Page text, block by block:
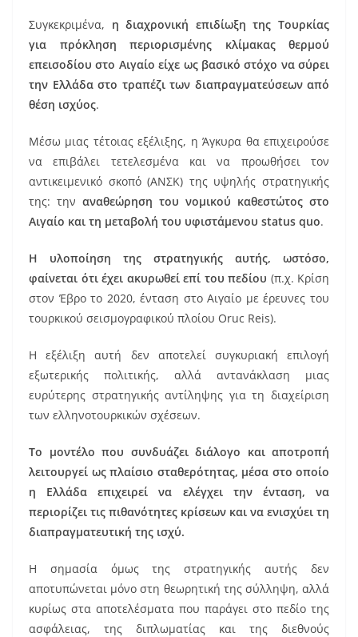
Συγκεκριμένα, η διαχρονική επιδίωξη της Τουρκίας
για πρόκληση περιορισμένης κλίμακας θερμού
επεισοδίου στο Αιγαίο είχε ως βασικό στόχο να σύρει
την Ελλάδα στο τραπέζι των διαπραγματεύσεων από
θέση ισχύος.
Μέσω μιας τέτοιας εξέλιξης, η Άγκυρα θα επιχειρούσε
να επιβάλει τετελεσμένα και να προωθήσει τον
αντικειμενικό σκοπό (ΑΝΣΚ) της υψηλής στρατηγικής
της: την αναθεώρηση του νομικού καθεστώτος στο
Αιγαίο και τη μεταβολή του υφιστάμενου status quo.
Η υλοποίηση της στρατηγικής αυτής, ωστόσο,
φαίνεται ότι έχει ακυρωθεί επί του πεδίου (π.χ. Κρίση
στον Έβρο το 2020, ένταση στο Αιγαίο με έρευνες του
τουρκικού σεισμογραφικού πλοίου Oruc Reis).
Η εξέλιξη αυτή δεν αποτελεί συγκυριακή επιλογή
εξωτερικής πολιτικής, αλλά αντανάκλαση μιας
ευρύτερης στρατηγικής αντίληψης για τη διαχείριση
των ελληνοτουρκικών σχέσεων.
Το μοντέλο που συνδυάζει διάλογο και αποτροπή
λειτουργεί ως πλαίσιο σταθερότητας, μέσα στο οποίο
η Ελλάδα επιχειρεί να ελέγχει την ένταση, να
περιορίζει τις πιθανότητες κρίσεων και να ενισχύει τη
διαπραγματευτική της ισχύ.
Η σημασία όμως της στρατηγικής αυτής δεν
αποτυπώνεται μόνο στη θεωρητική της σύλληψη, αλλά
κυρίως στα αποτελέσματα που παράγει στο πεδίο της
ασφάλειας, της διπλωματίας και της διεθνούς